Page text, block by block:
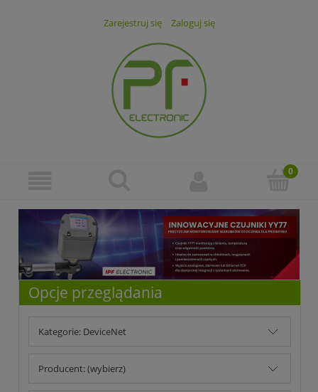
Zarejestruj się Zaloguj się
Opcje przeglądania
Kategorie: DeviceNet
Producent: (wybierz)